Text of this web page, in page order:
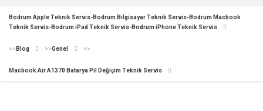
Bodrum Apple Teknik Servis-Bodrum Bilgisayar Teknik Servis-Bodrum Macbook
Teknik Servis-Bodrum iPad Teknik Servis-Bodrum iPhone Teknik Servis
>> Blog >>Genel >>
Macbook Air A1370 Batarya Pil Değişim Teknik Servis